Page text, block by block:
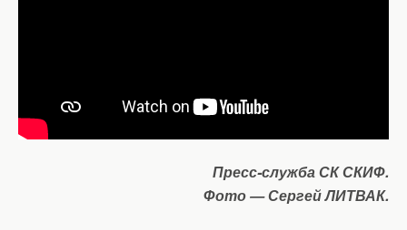
Пресс-служба СК СКИФ.
Фото — Сергей ЛИТВАК.